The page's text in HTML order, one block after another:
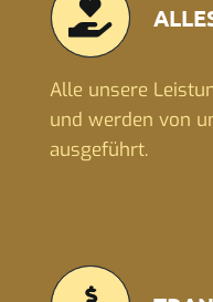
Alle unsere
und werden von
ausgeführt.